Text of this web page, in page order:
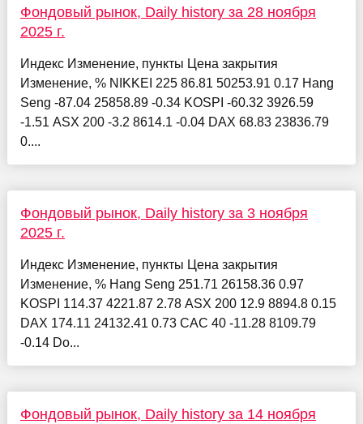
Фондовый рынок, Daily history за 28 ноября
2025 г.
Индекс Изменение, пункты Цена закрытия
Изменение, % NIKKEI 225 86.81 50253.91 0.17 Hang
Seng -87.04 25858.89 -0.34 KOSPI -60.32 3926.59
-1.51 ASX 200 -3.2 8614.1 -0.04 DAX 68.83 23836.79
0....
Фондовый рынок, Daily history за 3 ноября
2025 г.
Индекс Изменение, пункты Цена закрытия
Изменение, % Hang Seng 251.71 26158.36 0.97
KOSPI 114.37 4221.87 2.78 ASX 200 12.9 8894.8 0.15
DAX 174.11 24132.41 0.73 CAC 40 -11.28 8109.79
-0.14 Do...
Фондовый рынок, Daily history за 14 ноября